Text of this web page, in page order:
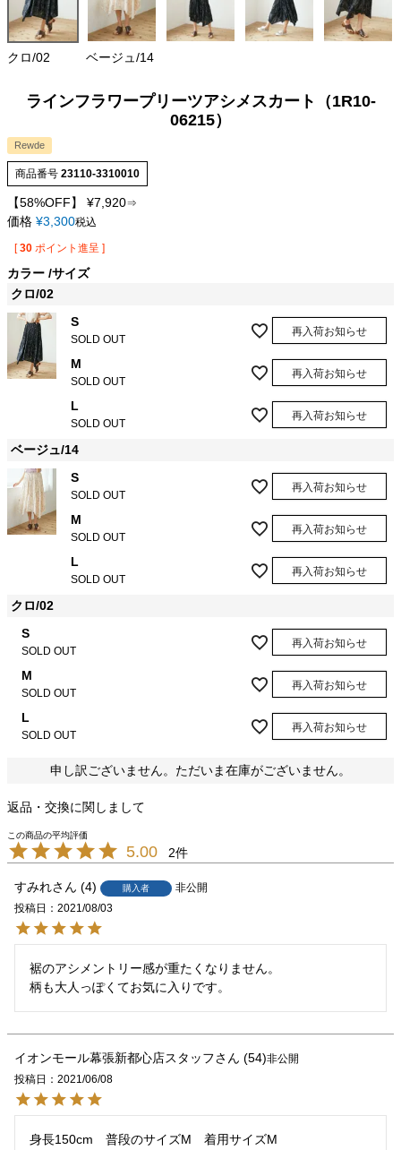
クロ/02 ベージュ/14
ラインフラワープリーツアシメスカート（1R10-
06215）
Rewde
商品番号 23110-3310010
【58%OFF】 ¥7,920⇒
価格 ¥3,300税込
[ 30 ポイント進呈 ]
カラー サイズ
クロ/02
S
SOLD OUT
再入荷お知らせ
M
SOLD OUT
再入荷お知らせ
L
SOLD OUT
再入荷お知らせ
ベージュ/14
S
SOLD OUT
再入荷お知らせ
M
SOLD OUT
再入荷お知らせ
L
SOLD OUT
再入荷お知らせ
クロ/02
S
SOLD OUT
再入荷お知らせ
M
SOLD OUT
再入荷お知らせ
L
SOLD OUT
再入荷お知らせ
申し訳ございません。ただいま在庫がございません。
返品・交換に関しまして
5.00 2
すみれ 4 購入者
非公開
投稿日
2021/08/03
裾のアシメントリー感が重たくなりません。
柄も大人っぽくてお気に入りです。
イオンモール幕張新都心店スタッフ 54 非公開
投稿日
2021/06/08
身長150cm　普段のサイズM　着用サイズM